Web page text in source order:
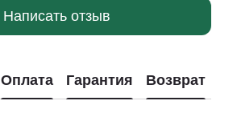
Написать отзыв
Оплата Гарантия Возврат